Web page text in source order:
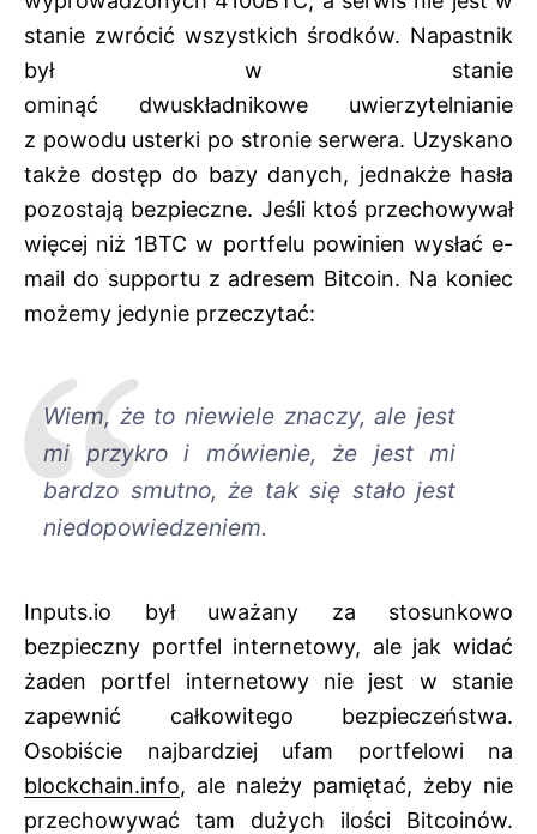
stanie zwrócić wszystkich środków. Napastnik
był w stanie
ominąć dwuskładnikowe uwierzytelnianie
z powodu usterki po stronie serwera. Uzyskano
także dostęp do bazy danych, jednakże hasła
pozostają bezpieczne. Jeśli ktoś przechowywał
więcej niż 1BTC w portfelu powinien wysłać e-
mail do supportu z adresem Bitcoin. Na koniec
możemy jedynie przeczytać:
Wiem, że to niewiele znaczy, ale jest
mi przykro i mówienie, że jest mi
bardzo smutno, że tak się stało jest
niedopowiedzeniem.
Inputs.io był uważany za stosunkowo
bezpieczny portfel internetowy, ale jak widać
żaden portfel internetowy nie jest w stanie
zapewnić całkowitego bezpieczeństwa.
Osobiście najbardziej ufam portfelowi na
blockchain.info, ale należy pamiętać, żeby nie
przechowywać tam dużych ilości Bitcoinów.